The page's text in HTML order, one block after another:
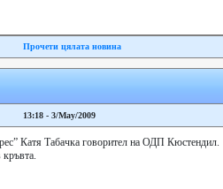
Прочети цялата новина
13:18 - 3/May/2009
Катя Табачка говорител на ОДП Кюстендил.